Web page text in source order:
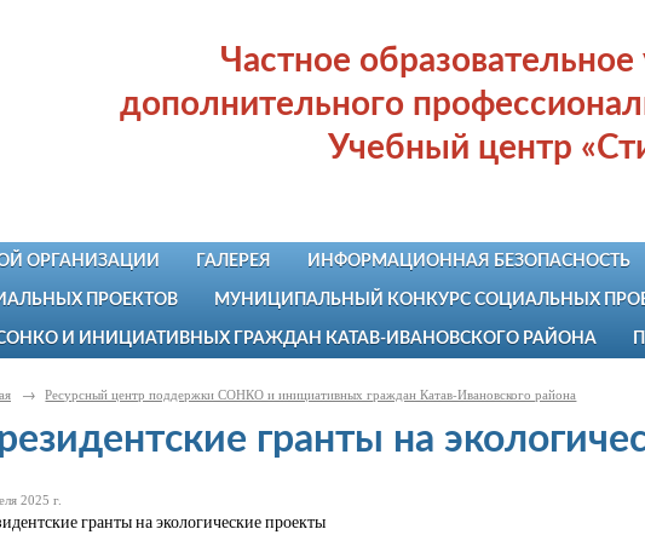
Частное
дополнительного
Учебный центр
ОРГАНИЗАЦИИ ГАЛЕРЕЯ ИНФОРМАЦИОННАЯ БЕЗОПАСНОСТЬ
ПРОЕКТОВ МУНИЦИПАЛЬНЫЙ КОНКУРС СОЦИАЛЬНЫХ
И ИНИЦИАТИВНЫХ ГРАЖДАН КАТАВ-ИВАНОВСКОГО РАЙОНА
→ Ресурсный центр поддержки СОНКО и инициативных граждан Катав-Ивановского района
гранты на
2025 г.
гранты на экологические проекты